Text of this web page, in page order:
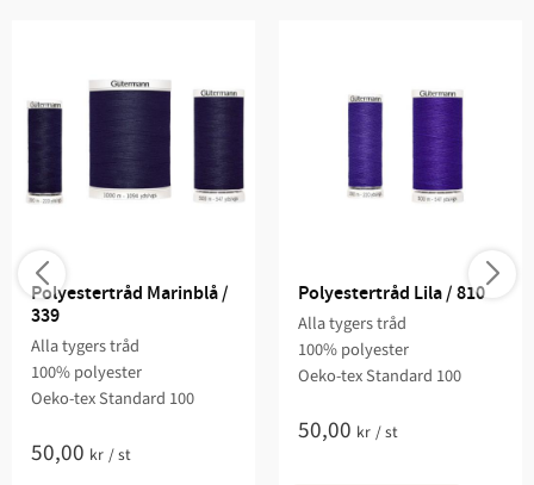
Polyestertråd Marinblå /
339
Alla tygers tråd
100% polyester
Oeko-tex Standard 100
50,00 kr /st
Polyestertråd Lila / 810
Alla tygers tråd
100% polyester
Oeko-tex Standard 100
50,00 kr /st